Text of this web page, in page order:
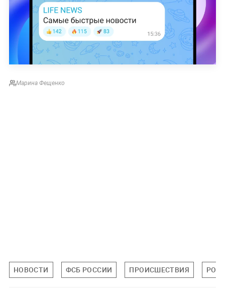
Марина Фещенко
НОВОСТИ ФСБ РОССИИ ПРОИСШЕСТВИЯ